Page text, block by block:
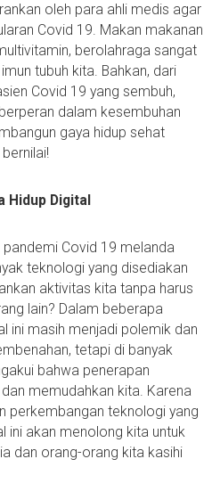
oleh para ahli medis agar
Covid 19. Makan makanan
berolahraga sangat
tubuh kita. Bahkan, dari
Covid 19 yang sembuh,
dalam kesembuhan
gaya hidup sehat
Hidup Digital
Covid 19 melanda
teknologi yang disediakan
aktivitas kita tanpa harus
lain? Dalam beberapa
ini masih menjadi polemik dan
tetapi di banyak
bahwa penerapan
memudahkan kita. Karena
perkembangan teknologi yang
ini akan menolong kita untuk
dan orang-orang kita kasihi